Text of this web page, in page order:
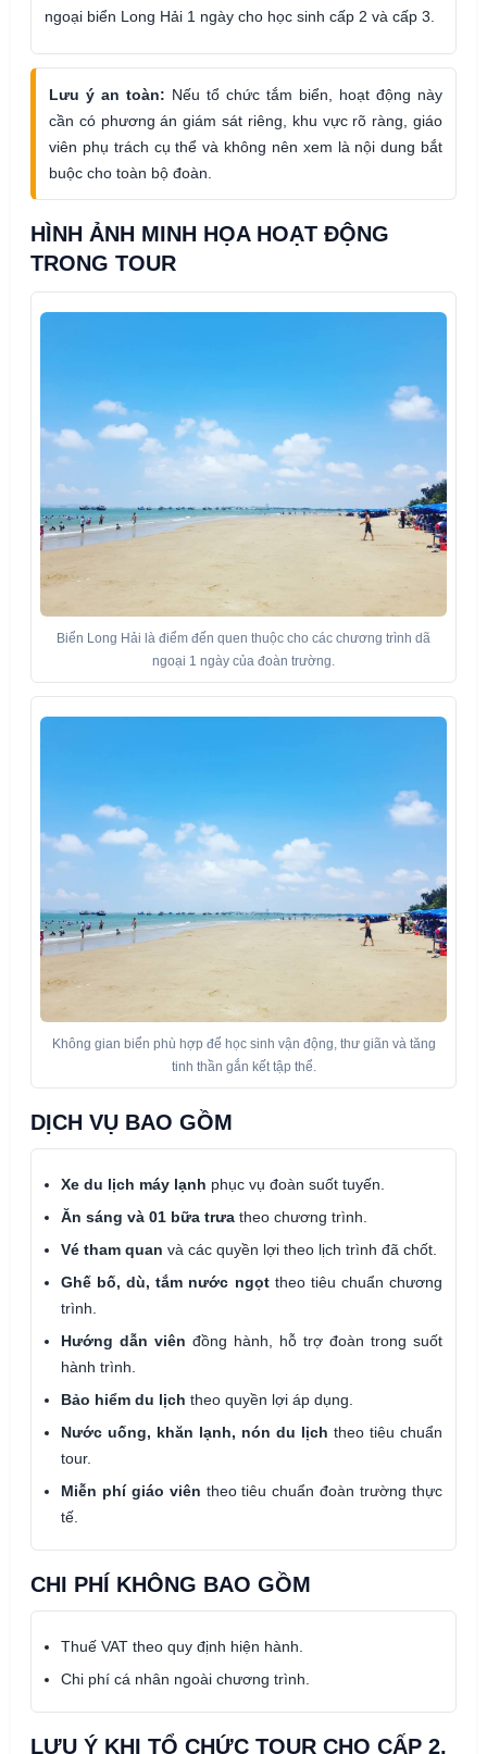
ngoại biển Long Hải 1 ngày cho học sinh cấp 2 và cấp 3.
Lưu ý an toàn: Nếu tổ chức tắm biển, hoạt động này
cần có phương án giám sát riêng, khu vực rõ ràng, giáo
viên phụ trách cụ thể và không nên xem là nội dung bắt
buộc cho toàn bộ đoàn.
HÌNH ẢNH MINH HỌA HOẠT ĐỘNG
TRONG TOUR
Biển Long Hải là điểm đến quen thuộc cho các chương trình dã
ngoại 1 ngày của đoàn trường.
Không gian biển phù hợp để học sinh vận động, thư giãn và tăng
tinh thần gắn kết tập thể.
DỊCH VỤ BAO GỒM
Xe du lịch máy lạnh phục vụ đoàn suốt tuyến.
Ăn sáng và 01 bữa trưa theo chương trình.
Vé tham quan và các quyền lợi theo lịch trình đã chốt.
Ghế bố, dù, tắm nước ngọttheo tiêu chuẩn chương
trình.
Hướng dẫn viên đồng hành, hỗ trợ đoàn trong suốt
hành trình.
Bảo hiểm du lịch theo quyền lợi áp dụng.
Nước uống, khăn lạnh, nón du lịch theo tiêu chuẩn
tour.
Miễn phí giáo viên theo tiêu chuẩn đoàn trường thực
tế.
CHI PHÍ KHÔNG BAO GỒM
Thuế VAT theo quy định hiện hành.
Chi phí cá nhân ngoài chương trình.
LƯU Ý KHI TỔ CHỨC TOUR CHO CẤP 2,